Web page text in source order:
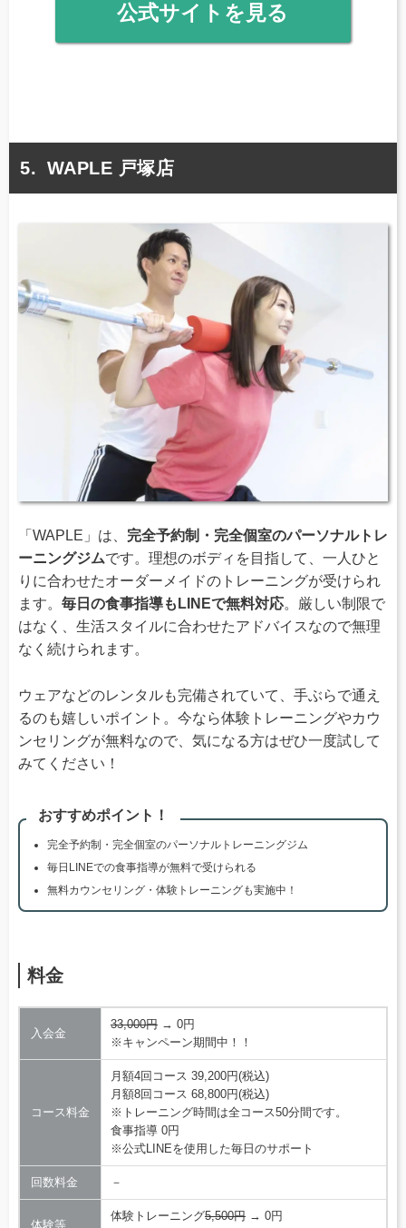
公式サイトを見る
WAPLE 戸塚店
「WAPLE」は、 完全予約制・完全個室のパーソナルトレ
ーニングジムです。理想のボディを目指して、一人ひと
りに合わせたオーダーメイドのトレーニングが受けられ
ます。 毎日の食事指導もLINEで無料対応。厳しい制限で
はなく、生活スタイルに合わせたアドバイスなので無理
なく続けられます。
ウェアなどのレンタルも完備されていて、手ぶらで通え
るのも嬉しいポイント。今なら体験トレーニングやカウ
ンセリングが無料なので、気になる方はぜひ一度試して
みてください！
おすすめポイント！
完全予約制・完全個室のパーソナルトレーニングジム
毎日LINEでの食事指導が無料で受けられる
無料カウンセリング・体験トレーニングも実施中！
料金
入会金
33,000円 → 0円
※キャンペーン期間中！！
コース料金
月額4回コース 39,200円(税込)
月額8回コース 68,800円(税込)
※トレーニング時間は全コース50分間です。
食事指導 0円
※公式LINEを使用した毎日のサポート
回数料金 －
体験等
体験トレーニング5,500円 → 0円